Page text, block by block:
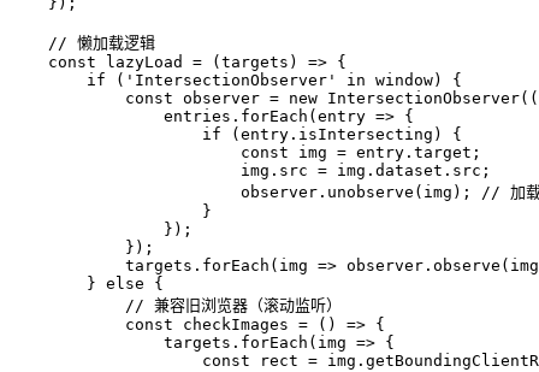
    // 懒加载逻辑
    const lazyLoad = (targets) => {
        if ('IntersectionObserver' in window) {
const observer = new
                entries.forEach(entry => {
                    if (entry.isIntersecting) {
                        const img = entry.target;
                        img.src = img.dataset.src;
observer.unobserve(img); // 加载
                    }
                });
            });
targets.forEach(img =>
        } else {
            // 兼容旧浏览器（滚动监听）
            const checkImages = () => {
                targets.forEach(img => {
const rect =